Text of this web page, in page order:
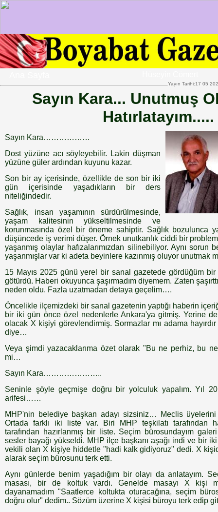
Yayın Tarihi:17 05
Sayın Kara... Unutmuş
Hatırlatayım.....
Sayın Kara………………
Dost yüzüne acı söyleyebilir. Lakin düşman
yüzüne güler ardından kuyunu kazar.
Son bir ay içerisinde, özellikle de son bir iki
gün içerisinde yaşadıkların bir ders
niteliğindedir.
Sağlık, insan yaşamının sürdürülmesinde,
yaşam kalitesinin yükseltilmesinde ve
korunmasında özel bir öneme sahiptir. Sağlık bozulunca
düşüncede iş verimi düşer. Örnek unutkanlık ciddi bir
yaşanmış olaylar hafızalarımızdan silinebiliyor. Aynı sorun
yaşanmışlar var ki adeta beyinlere kazınmış oluyor unutmak
15 Mayıs 2025 günü yerel bir sanal gazetede gördüğüm
götürdü. Haberi okuyunca şaşırmadım diyemem. Zaten
neden oldu. Fazla uzatmadan detaya geçelim….
Öncelikle ilçemizdeki bir sanal gazetenin yaptığı haberin
bir iki gün önce özel nedenlerle Ankara'ya gitmiş. Yerine
olacak X kişiyi görevlendirmiş. Sormazlar mı adama hayırdır
diye…
Veya şimdi yazacaklarıma özet olarak "Bu ne perhiz, bu
mi…
Sayın Kara…………………..
Seninle şöyle geçmişe doğru bir yolculuk yapalım. Yıl
arifesi……
MHP'nin belediye başkan adayı sizsiniz… Meclis üyelerini
Ortada farklı iki liste var. Biri MHP teşkilatı tarafından
tarafından hazırlanmış bir liste. Seçim bürosundayım
sesler bayağı yükseldi. MHP ilçe başkanı aşağı indi ve bir
vekili olan X kişiye hiddetle "hadi kalk gidiyoruz" dedi. X
alarak seçim bürosunu terk etti.
Aynı günlerde benim yaşadığım bir olayı da anlatayım.
masası, bir de koltuk vardı. Genelde masayı X kişi
dayanamadım "Saatlerce koltukta oturacağına, seçim
doğru olur" dedim.. Sözüm üzerine X kişisi büroyu terk edip